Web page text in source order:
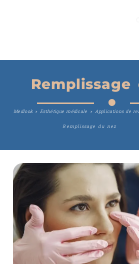
Remplissage
Medlook» Esthétique médicale » Applications de
Remplissage du nez